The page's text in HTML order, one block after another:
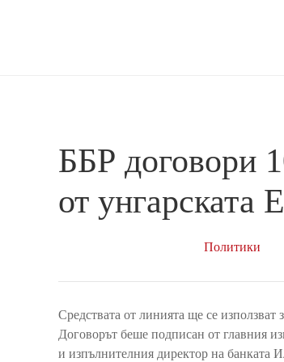
ББР договори
от унгарската
Политики
Средствата от линията ще се
Договорът беше подписан от главния
и изпълнителния директор на банката